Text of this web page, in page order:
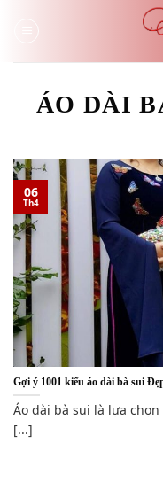
ÁO DÀI
Gợi ý 1001 kiểu áo dài bà sui
Áo dài bà sui là lựa
[...]
06
Th4